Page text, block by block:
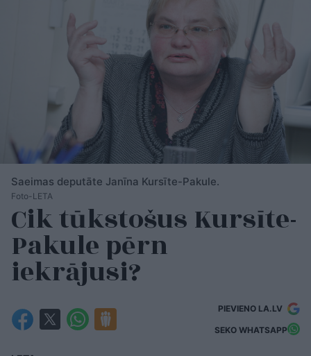
Saeimas deputāte Janīna Kursīte-Pakule.
Foto-LETA
Cik tūkstošus Kursīte-
Pakule pērn
iekrājusi?
PIEVIENO LA.LV
SEKO WHATSAPP